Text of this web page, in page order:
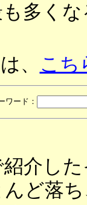
多く
、 こち
ード：
介し
ど落